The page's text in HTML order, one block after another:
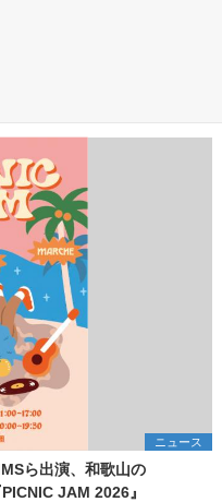
ニュース
ら出演、和歌山の
JAM 2026』